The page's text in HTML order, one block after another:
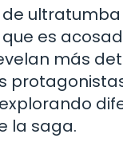
ultratumba
es
más
la saga.